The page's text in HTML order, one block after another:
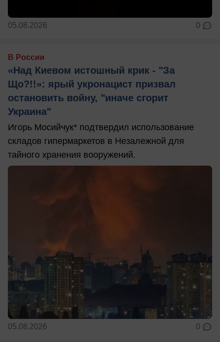
05.08.2026 0
В России
«Над Киевом истошный крик - "За
Що?!!»: ярый укронацист призвал
остановить войну, "иначе сгорит
Украина"
Игорь Мосийчук* подтвердил использование
складов гипермаркетов в Незалежной для
тайного хранения вооружений.
05.08.2026 0